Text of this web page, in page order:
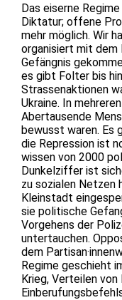
Das eiserne
Diktatur; offene
mehr möglich. Wir
organisiert mit dem
Gefängnis
es gibt Folter bis
Strassenaktionen
Ukraine. In
Abertausende
bewusst waren. Es
die Repression ist
wissen von 2000
Dunkelziffer ist
zu sozialen Netzen
Kleinstadt
sie politische
Vorgehens der
untertauchen.
dem
Regime geschieht
Krieg, Verteilen